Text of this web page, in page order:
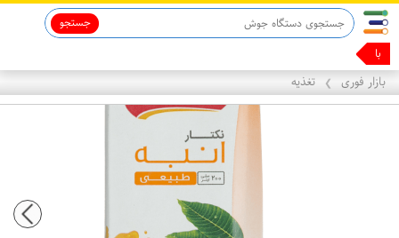
جستجو
با همین
بازار فوری ❯ تغذیه